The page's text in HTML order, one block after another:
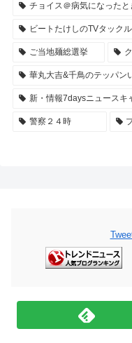
チョイス＠病気になったと
ビートたけしのTVタックル
ご当地麺総選挙
華丸大吉&千鳥のテッパン
新・情報7daysニュースキ
警察２４時